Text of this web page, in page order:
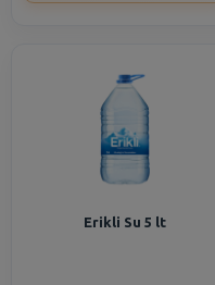
Erikli Su 5 lt